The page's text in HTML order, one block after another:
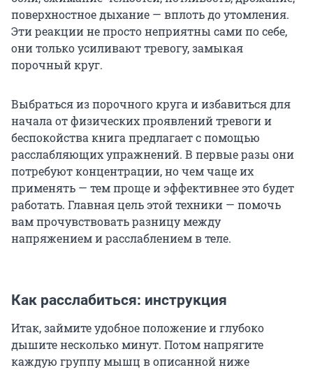
поверхностное дыхание — вплоть до утомления.
Эти реакции не просто неприятны сами по себе,
они только усиливают тревогу, замыкая
порочный круг.
Выбраться из порочного круга и избавиться для
начала от физических проявлений тревоги и
беспокойства книга предлагает с помощью
расслабляющих упражнений. В первые разы они
потребуют концентрации, но чем чаще их
применять — тем проще и эффективнее это будет
работать. Главная цель этой техники — помочь
вам прочувствовать разницу между
напряжением и расслаблением в теле.
Как расслабиться: инструкция
Итак, займите удобное положение и глубоко
дышите несколько минут. Потом напрягите
каждую группу мышц в описанной ниже